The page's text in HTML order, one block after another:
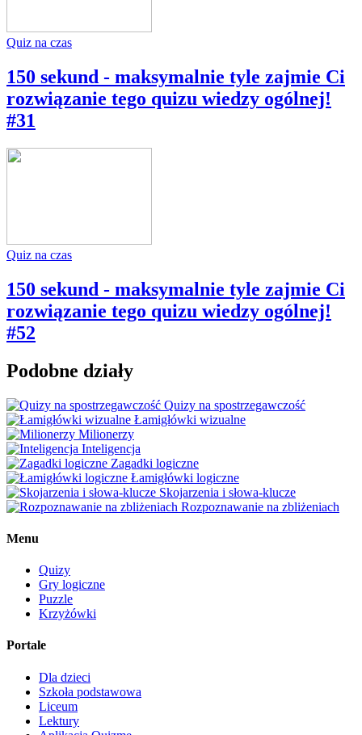
Quiz na czas
150 sekund - maksymalnie tyle zajmie Ci
rozwiązanie tego quizu wiedzy ogólnej!
#31
Quiz na czas
150 sekund - maksymalnie tyle zajmie Ci
rozwiązanie tego quizu wiedzy ogólnej!
#52
Podobne działy
Quizy na spostrzegawczość
Łamigłówki wizualne
Milionerzy
Inteligencja
Zagadki logiczne
Łamigłówki logiczne
Skojarzenia i słowa-klucze
Rozpoznawanie na zbliżeniach
Menu
Quizy
Gry logiczne
Puzzle
Krzyżówki
Portale
Dla dzieci
Szkoła podstawowa
Liceum
Lektury